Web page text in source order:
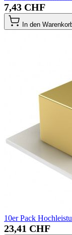
7,43 CHF
In den
10er Pack
23,41 CHF